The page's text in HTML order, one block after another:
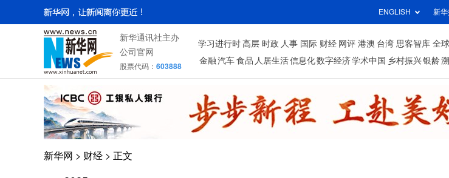
ENGLISH 新华
新华通讯社主办
公司官网
股票代码： 603888
学习进行时 高层 时政 人事 国际 财经 网评 港澳 台湾 思客智库 全
金融 汽车 食品 人居生活信息化数字经济学术中国 乡村振兴银龄
新华网 > 财经 > 正文